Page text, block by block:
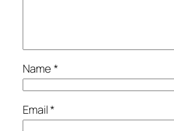
Name*
Email*